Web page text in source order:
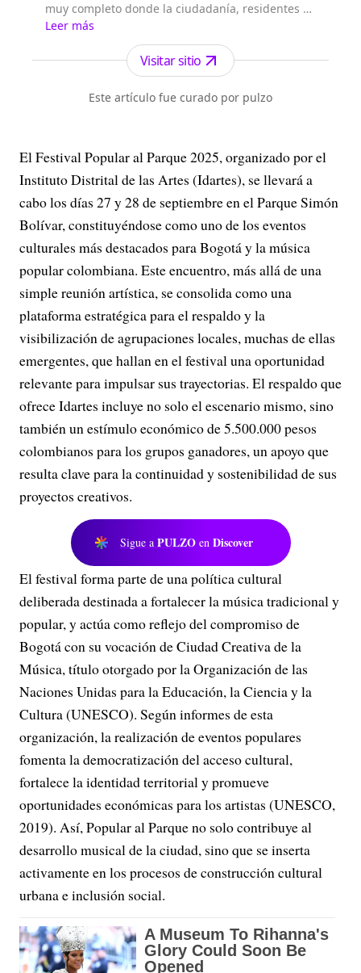
muy completo donde la ciudadanía, residentes y
extranjeros pueden consultar la información que
les interesa sobre Bogotá, su historia, sus
localidades, la gestión y principales noticias de la
Administración Distrital.
Leer más
Visitar sitio
Este artículo fue curado por pulzo
El Festival Popular al Parque 2025, organizado por el
Instituto Distrital de las Artes (Idartes), se llevará a
cabo los días 27 y 28 de septiembre en el Parque Simón
Bolívar, constituyéndose como uno de los eventos
culturales más destacados para Bogotá y la música
popular colombiana. Este encuentro, más allá de una
simple reunión artística, se consolida como una
plataforma estratégica para el respaldo y la
visibilización de agrupaciones locales, muchas de ellas
emergentes, que hallan en el festival una oportunidad
relevante para impulsar sus trayectorias. El respaldo que
ofrece Idartes incluye no solo el escenario mismo, sino
también un estímulo económico de 5.500.000 pesos
colombianos para los grupos ganadores, un apoyo que
resulta clave para la continuidad y sostenibilidad de sus
proyectos creativos.
Sigue a PULZO en Discover
El festival forma parte de una política cultural
deliberada destinada a fortalecer la música tradicional y
popular, y actúa como reflejo del compromiso de
Bogotá con su vocación de Ciudad Creativa de la
Música, título otorgado por la Organización de las
Naciones Unidas para la Educación, la Ciencia y la
Cultura (UNESCO). Según informes de esta
organización, la realización de eventos populares
fomenta la democratización del acceso cultural,
fortalece la identidad territorial y promueve
oportunidades económicas para los artistas (UNESCO,
2019). Así, Popular al Parque no solo contribuye al
desarrollo musical de la ciudad, sino que se inserta
activamente en los procesos de construcción cultural
urbana e inclusión social.